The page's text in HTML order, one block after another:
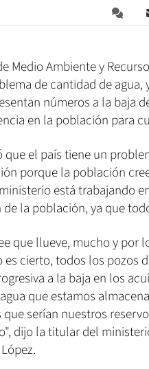
Medio Ambiente y
de cantidad de agua,
números a la baja
en la población para
el país tiene un
porque la población
está trabajando
la población, ya que
que llueve, mucho y por
es cierto, todos los pozos
a la baja en los
que estamos
serían nuestros
dijo la titular del